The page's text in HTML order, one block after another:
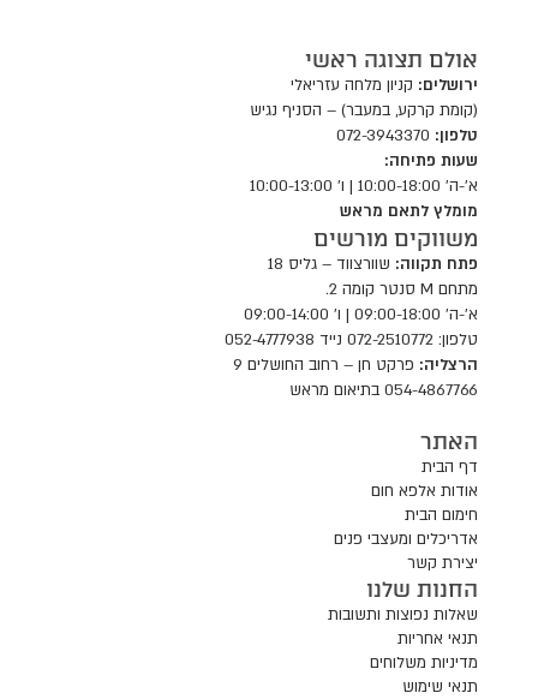
אולם תצוגה ראשי
ירושלים: קניון מלחה עזריאלי
(קומת קרקע, במעבר) – הסניף נגיש
טלפון:
שעות פתיחה:
א'-ה' 10:00-18:00 | ו' 10:00-13:00
מומלץ לתאם מראש
משווקים מורשים
פתח תקווה: שוורצווד – גליס 18
מתחם M סנטר קומה 2.
א'-ה' 09:00-18:00 | ו' 09:00-14:00
טלפון: 072-2510772 נייד 052-4777938
הרצליה: פרקט חן – רחוב החושלים 9
054-4867766 בתיאום מראש
האתר
דף הבית
אודות אלפא חום
חימום הבית
אדריכלים ומעצבי פנים
יצירת קשר
החנות שלנו
שאלות נפוצות ותשובות
תנאי אחריות
מדיניות משלוחים
תנאי שימוש